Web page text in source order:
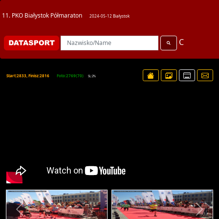
11. PKO Białystok Półmaraton 2024-05-12 Białystok
C
Start:2833, Finisz:2816 Foto:2769(70) SL:2%